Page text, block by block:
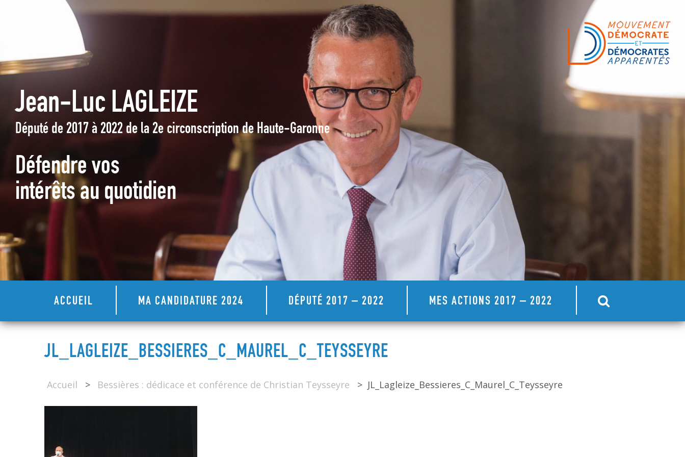
Jean-Luc LAGLEIZE
Député de 2017 à 2022 de la 2e circonscription de Haute-Garonne
Défendre vos
intérêts au quotidien
ACCUEIL MA CANDIDATURE 2024 DÉPUTÉ 2017 – 2022 MES ACTIONS 2017 – 2022
JL_LAGLEIZE_BESSIERES_C_MAUREL_C_TEYSSEYRE
Accueil > Bessières : dédicace et conférence de Christian Teysseyre > JL_Lagleize_Bessieres_C_Maurel_C_Teysseyre